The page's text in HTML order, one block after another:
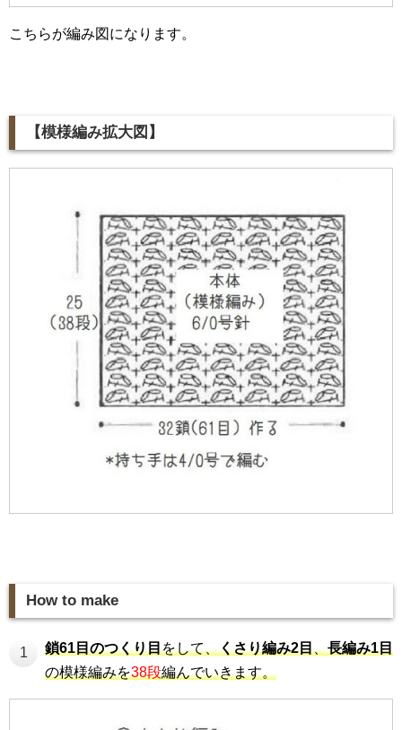
こちらが編み図になります。
【模様編み拡大図】
How to make
1 鎖61目のつくり目をして、くさり編み2目、長編み1目
の模様編みを38段編んでいきます。